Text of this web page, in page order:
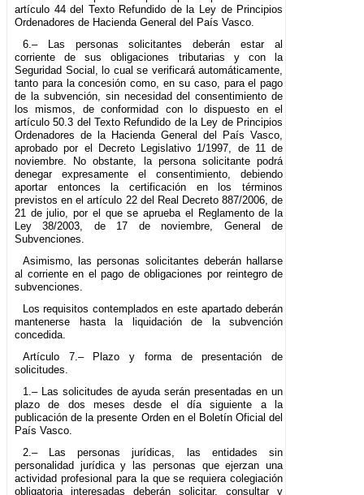
artículo 44 del Texto Refundido de la Ley de Principios
Ordenadores de Hacienda General del País Vasco.
6.– Las personas solicitantes deberán estar al
corriente de sus obligaciones tributarias y con la
Seguridad Social, lo cual se verificará automáticamente,
tanto para la concesión como, en su caso, para el pago
de la subvención, sin necesidad del consentimiento de
los mismos, de conformidad con lo dispuesto en el
artículo 50.3 del Texto Refundido de la Ley de Principios
Ordenadores de la Hacienda General del País Vasco,
aprobado por el Decreto Legislativo 1/1997, de 11 de
noviembre. No obstante, la persona solicitante podrá
denegar expresamente el consentimiento, debiendo
aportar entonces la certificación en los términos
previstos en el artículo 22 del Real Decreto 887/2006, de
21 de julio, por el que se aprueba el Reglamento de la
Ley 38/2003, de 17 de noviembre, General de
Subvenciones.
Asimismo, las personas solicitantes deberán hallarse
al corriente en el pago de obligaciones por reintegro de
subvenciones.
Los requisitos contemplados en este apartado deberán
mantenerse hasta la liquidación de la subvención
concedida.
Artículo 7.– Plazo y forma de presentación de
solicitudes.
1.– Las solicitudes de ayuda serán presentadas en un
plazo de dos meses desde el día siguiente a la
publicación de la presente Orden en el Boletín Oficial del
País Vasco.
2.– Las personas jurídicas, las entidades sin
personalidad jurídica y las personas que ejerzan una
actividad profesional para la que se requiera colegiación
obligatoria interesadas deberán solicitar, consultar y